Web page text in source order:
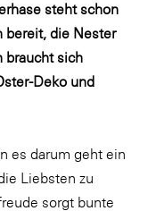
steht schon
bereit, die Nester
braucht sich
Deko und
es darum geht ein
Liebsten zu
sorgt bunte